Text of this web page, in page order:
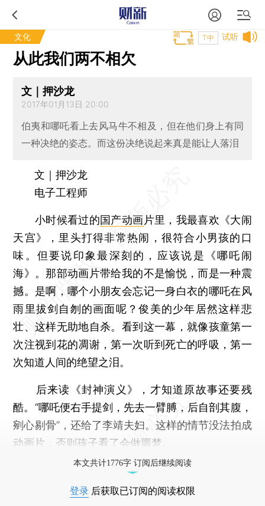
文化 试听
T中
从此我们两不相欠
文｜押沙龙
2017年01月13日 20:00
伯夷和哪吒看上去风马牛不相及，但在他们身上有同
一种决绝的姿态。而这份决绝说起来真是能让人落泪
文｜押沙龙
电子工程师
小时候看过的国产动画片里，我最喜欢《大闹
天宫》，里头打得非常热闹，很符合小男孩的口
味。但要说印象最深刻的，应该说是《哪吒闹
海》。那部动画片带给我的不是愉悦，而是一种震
撼。是啊，哪个小朋友会忘记一身白衣的哪吒在风
雨里拔剑自刎的画面呢？俊美的少年居然这样悲
壮、这样无助地自杀。看到这一幕，就像孩童第一
次注视到花的凋谢，第一次听到死亡的呼吸，第一
次知道人间的绝望之泪。
后来读《封神演义》，才知道原故事还要残
酷。“哪吒便右手提剑，先去一臂膊，后自剖其腹，
剜心剔骨”，还给了李靖夫妇。这样的情节没法拍成
动画片，否则孩子看了会做噩梦。
本文共计1776字 订阅后继续阅读
登录 后获取已订阅的阅读权限